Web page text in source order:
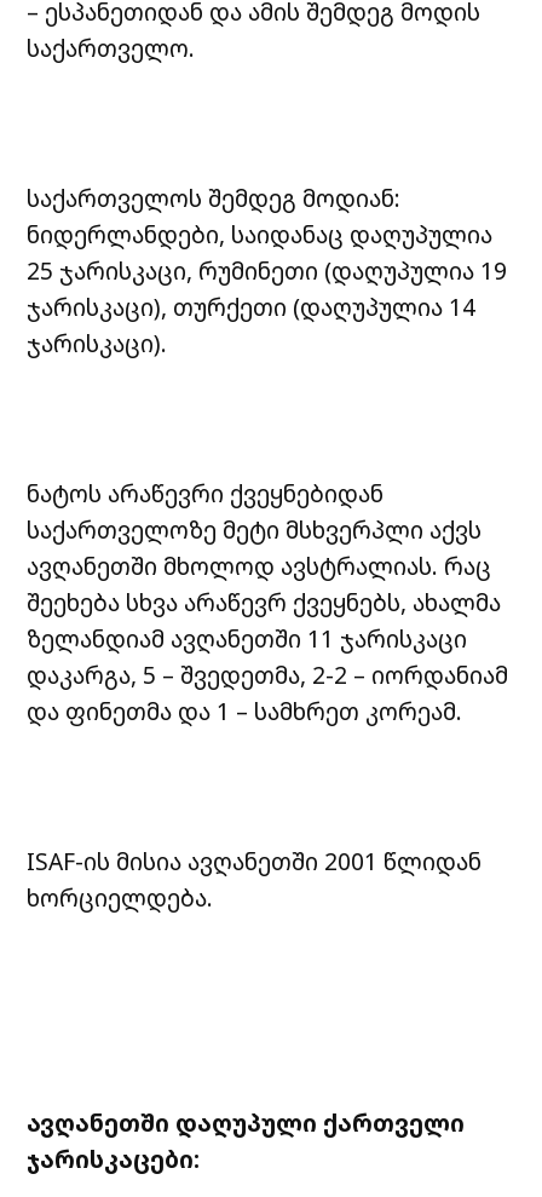
– ესპანეთიდან და ამის შემდეგ მოდის
საქართველო.
საქართველოს შემდეგ მოდიან:
ნიდერლანდები, საიდანაც დაღუპულია
25 ჯარისკაცი, რუმინეთი (დაღუპულია 19
ჯარისკაცი), თურქეთი (დაღუპულია 14
ჯარისკაცი).
ნატოს არაწევრი ქვეყნებიდან
საქართველოზე მეტი მსხვერპლი აქვს
ავღანეთში მხოლოდ ავსტრალიას. რაც
შეეხება სხვა არაწევრ ქვეყნებს, ახალმა
ზელანდიამ ავღანეთში 11 ჯარისკაცი
დაკარგა, 5 – შვედეთმა, 2-2 – იორდანიამ
და ფინეთმა და 1 – სამხრეთ კორეამ.
ISAF-ის მისია ავღანეთში 2001 წლიდან
ხორციელდება.
ავღანეთში დაღუპული ქართველი
ჯარისკაცები: